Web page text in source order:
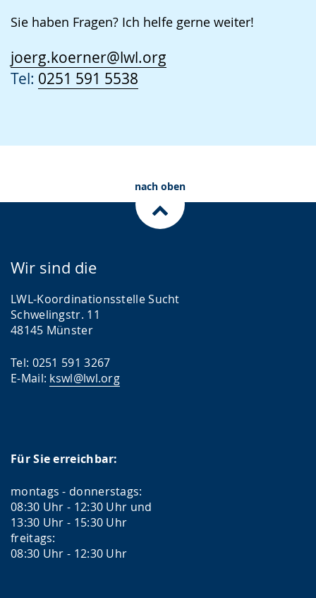
Sie haben Fragen? Ich helfe gerne weiter!
joerg.koerner@lwl.org
Tel: 0251 591 5538
nach oben
Wir sind die
LWL-Koordinationsstelle Sucht
Schwelingstr. 11
48145 Münster
Tel: 0251 591 3267
E-Mail: kswl@lwl.org
Für Sie erreichbar:
montags - donnerstags:
08:30 Uhr - 12:30 Uhr und
13:30 Uhr - 15:30 Uhr
freitags:
08:30 Uhr - 12:30 Uhr